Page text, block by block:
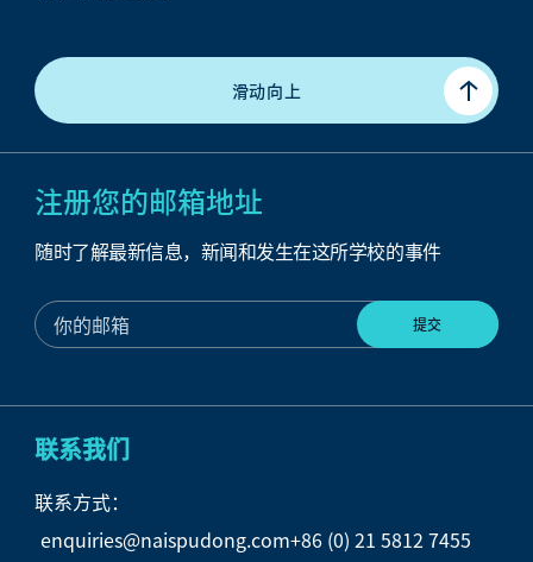
滑动向上
注册您的邮箱地址
随时了解最新信息，新闻和发生在这所学校的事件
联系我们
联系方式：
enquiries@naispudong.com+86 (0) 21 5812 7455